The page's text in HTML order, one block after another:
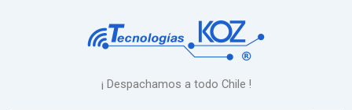
¡ Despachamos a todo Chile !